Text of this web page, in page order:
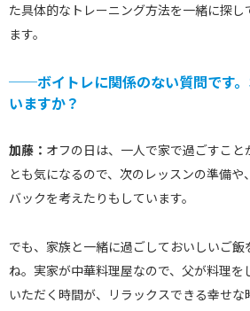
た具体的なトレーニング方法を一緒に探
ます。
──ボイトレに関係のない質問です
いますか？
加藤： オフの日は、一人で家で過ごすこ
とも気になるので、次のレッスンの準備や
バックを考えたりもしています。
でも、家族と一緒に過ごしておいしいご
ね。実家が中華料理屋なので、父が料理を
いただく時間が、リラックスできる幸せな